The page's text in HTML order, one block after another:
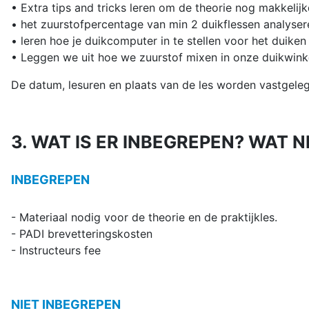
• Extra tips and tricks leren om de theorie nog
• het zuurstofpercentage van min 2 duikflessen
• leren hoe je duikcomputer in te stellen voor het
• Leggen we uit hoe we zuurstof mixen in onze
De datum, lesuren en plaats van de les worden
3. WAT IS ER INBEGREPEN? WAT
INBEGREPEN
- Materiaal nodig voor de theorie en de praktijkles.
- PADI brevetteringskosten
- Instructeurs fee
NIET INBEGREPEN